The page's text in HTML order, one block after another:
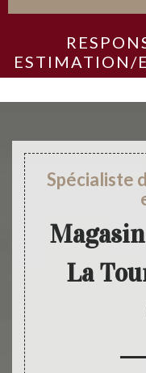
ESTIMATION/
Spécialiste
La